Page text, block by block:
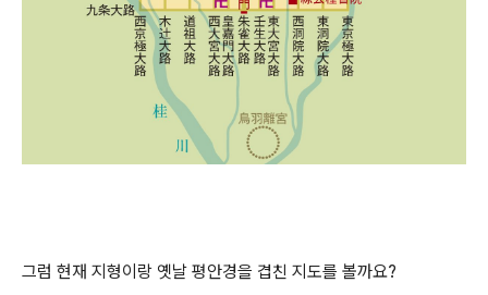
그럼 현재 지형이랑 옛날 평안경을 겹친 지도를 볼까요?